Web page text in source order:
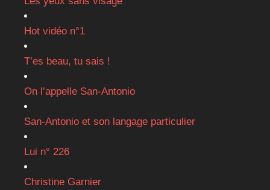
Hot vidéo n°1
T’es beau, tu sais !
On l’appelle San-Antonio
San-Antonio et son langage particulier
Lui n° 226
Christine Garnier